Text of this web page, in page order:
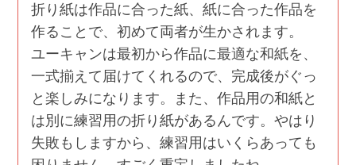
折り紙は作品に合った紙、紙に合った作品を
作ることで、初めて両者が生かされます。
ユーキャンは最初から作品に最適な和紙を、
一式揃えて届けてくれるので、完成後がぐっ
と楽しみになります。また、作品用の和紙と
は別に練習用の折り紙があるんです。やはり
失敗もしますから、練習用はいくらあっても